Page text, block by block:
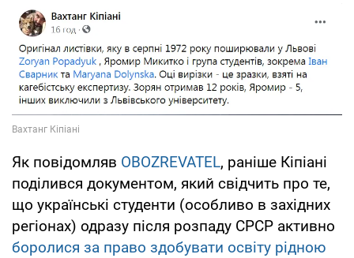
Як повідомляв OBOZREVATEL, раніше Кіпіані
поділився документом, який свідчить про те,
що українські студенти (особливо в західних
регіонах) одразу після розпаду СРСР активно
боролися за право здобувати освіту рідною